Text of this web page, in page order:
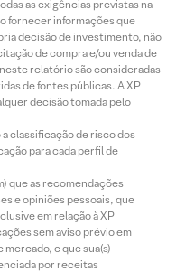
as exigências previstas na
fornecer informações que
decisão de investimento, não
de compra e/ou venda de
relatório são consideradas
de fontes públicas. A XP
decisão tomada pelo
classificação de risco dos
para cada perfil de
que as recomendações
e opiniões pessoais, que
em relação à XP
sem aviso prévio em
e que sua(s)
por receitas